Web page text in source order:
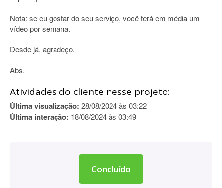
Nota: se eu gostar do seu serviço, você terá em média um
vídeo por semana.
Desde já, agradeço.
Abs.
Atividades do cliente nesse projeto:
Última visualização: 28/08/2024 às 03:22
Última interação: 18/08/2024 às 03:49
Concluído